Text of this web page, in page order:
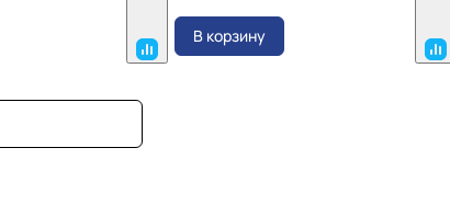
В корзину